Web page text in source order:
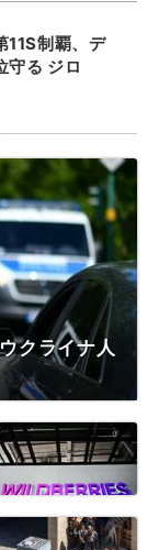
11S制覇、デ
守る ジロ
クライナ人